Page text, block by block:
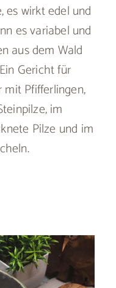
es wirkt edel und
es variabel und
aus dem Wald
Gericht für
mit Pfifferlingen,
im
Pilze und im